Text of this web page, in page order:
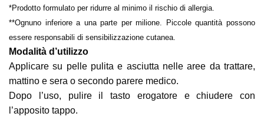
*Prodotto formulato per ridurre al minimo il rischio di allergia.
**Ognuno inferiore a una parte per milione. Piccole quantità possono
essere responsabili di sensibilizzazione cutanea.
Modalità d’utilizzo
Applicare su pelle pulita e asciutta nelle aree da trattare,
mattino e sera o secondo parere medico.
Dopo l’uso, pulire il tasto erogatore e chiudere con
l’apposito tappo.